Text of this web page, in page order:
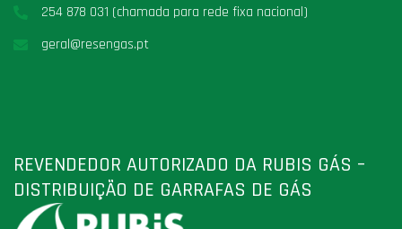
254 878 031 (chamada para rede fixa nacional)
geral@resengas.pt
REVENDEDOR AUTORIZADO DA RUBIS GÁS –
DISTRIBUIÇÃO DE GARRAFAS DE GÁS